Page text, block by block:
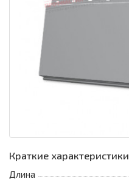
Краткие характеристики
Длина